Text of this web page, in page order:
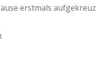
erstmals